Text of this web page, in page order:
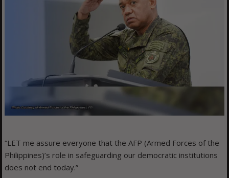
“LET me assure everyone that the AFP (Armed Forces of the
Philippines)’s role in safeguarding our democratic institutions
does not end today.”